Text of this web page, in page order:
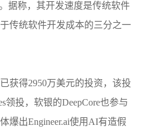
据称，其开发速度是传统软件
传统软件开发成本的三分之一
获得2950万美元的投资，该投
领投，软银的DeepCore也参与
爆出Engineer.ai使用AI有造假